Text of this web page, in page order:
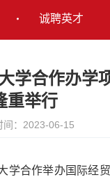
诚聘英才
学合作办学
重举行
间：2023-06-15
学合作举办国际经